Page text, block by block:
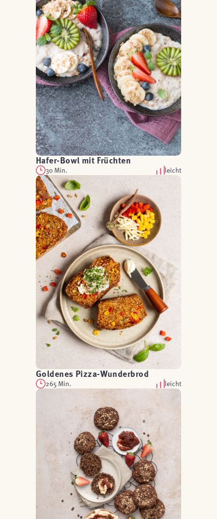
Hafer-Bowl mit Früchten
30 Min. leicht
Goldenes Pizza-Wunderbrod
265 Min. leicht